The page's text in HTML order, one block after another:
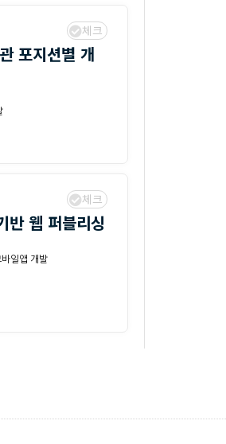
체크
포지션별 개
체크
웹 퍼블리싱
일앱 개발